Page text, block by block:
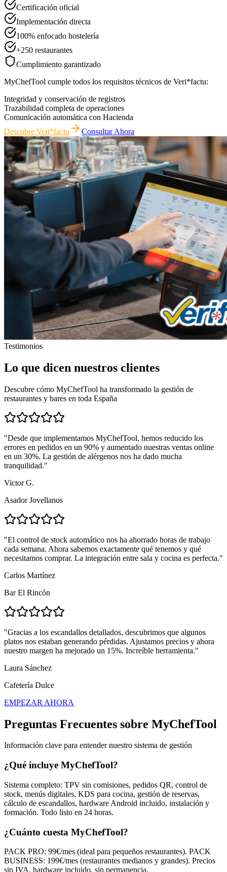
Certificación oficial
Implementación directa
100% enfocado hostelería
+250 restaurantes
Cumplimiento garantizado
MyChefTool cumple todos los requisitos técnicos de Veri*factu:
Integridad y conservación de registros
Trazabilidad completa de operaciones
Comunicación automática con Hacienda
Descubre Veri*factu
Consultar Ahora
Testimonios
Lo que dicen nuestros clientes
Descubre cómo MyChefTool ha transformado la gestión de
restaurantes y bares en toda España
"Desde que implementamos MyChefTool, hemos reducido los
errores en pedidos en un 90% y aumentado nuestras ventas online
en un 30%. La gestión de alérgenos nos ha dado mucha
tranquilidad."
Victor G.
Asador Jovellanos
"El control de stock automático nos ha ahorrado horas de trabajo
cada semana. Ahora sabemos exactamente qué tenemos y qué
necesitamos comprar. La integración entre sala y cocina es perfecta."
Carlos Martínez
Bar El Rincón
"Gracias a los escandallos detallados, descubrimos que algunos
platos nos estaban generando pérdidas. Ajustamos precios y ahora
nuestro margen ha mejorado un 15%. Increíble herramienta."
Laura Sánchez
Cafetería Dulce
EMPEZAR AHORA
Preguntas Frecuentes sobre MyChefTool
Información clave para entender nuestro sistema de gestión
¿Qué incluye MyChefTool?
Sistema completo: TPV sin comisiones, pedidos QR, control de
stock, menús digitales, KDS para cocina, gestión de reservas,
cálculo de escandallos, hardware Android incluido, instalación y
formación. Todo listo en 24 horas.
¿Cuánto cuesta MyChefTool?
PACK PRO: 99€/mes (ideal para pequeños restaurantes). PACK
BUSINESS: 199€/mes (restaurantes medianos y grandes). Precios
sin IVA, hardware incluido, sin permanencia.